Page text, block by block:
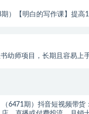
期）【明白的写作课】提高
幼师项目，长期且容易上
（6471期）抖音短视频带货